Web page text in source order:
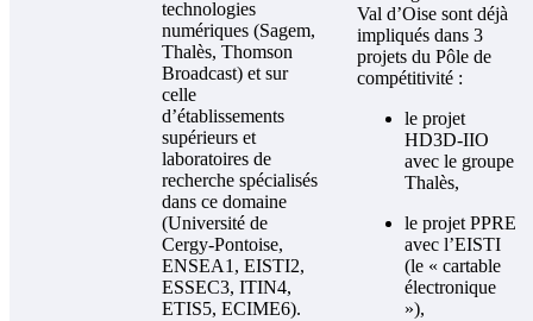
technologies
numériques (Sagem,
Thalès, Thomson
Broadcast) et sur
celle
d’établissements
supérieurs et
laboratoires de
recherche spécialisés
dans ce domaine
(Université de
Cergy-Pontoise,
ENSEA1, EISTI2,
ESSEC3, ITIN4,
ETIS5, ECIME6).
Val d’Oise sont déjà
impliqués dans 3
projets du Pôle de
compétitivité :
le projet
HD3D-IIO
avec le groupe
Thalès,
le projet PPRE
avec l’EISTI
(le « cartable
électronique
»),